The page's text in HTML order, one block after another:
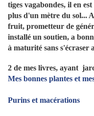
tiges vagabondes, il en
plus d'un mètre du sol...
fruit, prometteur de
installé un soutien, a
à maturité sans s'écraser
2 de mes livres, ayant
Mes bonnes plantes et
Purins et macérations